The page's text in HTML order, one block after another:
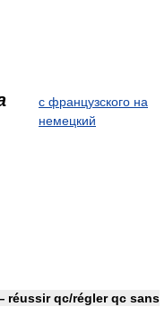
с французского на
немецкий
réussir qc/régler qc sans